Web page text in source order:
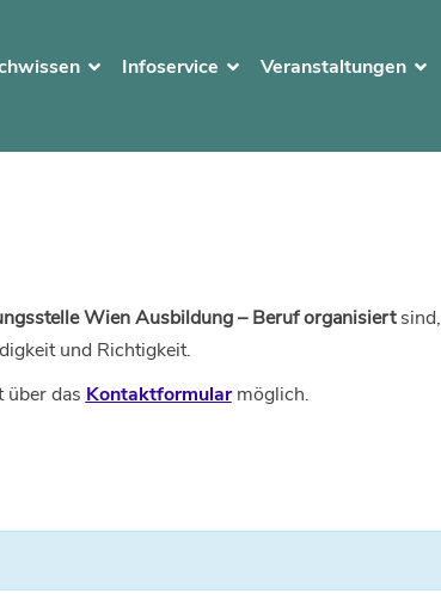
Infoservice Veranstaltungen
Wien Ausbildung – Beruf organisiertsind,
und Richtigkeit.
über das Kontaktformularmöglich.